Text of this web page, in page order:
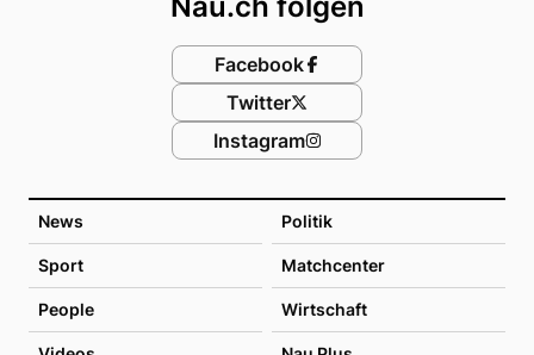
News Politik
Sport Matchcenter
People Wirtschaft
Facebook
Twitter
Instagram